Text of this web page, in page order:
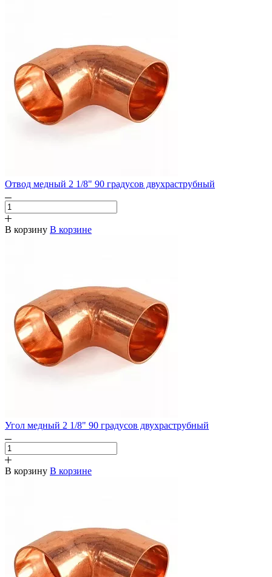
Отвод медный 2 1/8" 90 градусов двухраструбный
В корзину В корзине
Угол медный 2 1/8" 90 градусов двухраструбный
В корзину В корзине